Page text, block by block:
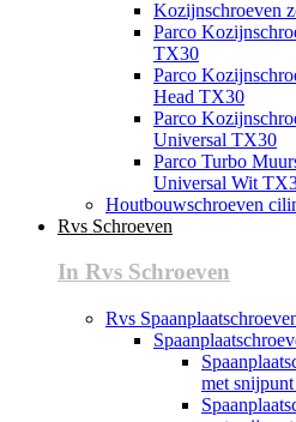
Kozijnschroeven
Parco
TX30
Parco
Head TX30
Parco
Universal TX30
Parco Turbo
Universal Wit
Houtbouwschroeven
Rvs Schroeven
In Rvs Schroeven
Rvs
met